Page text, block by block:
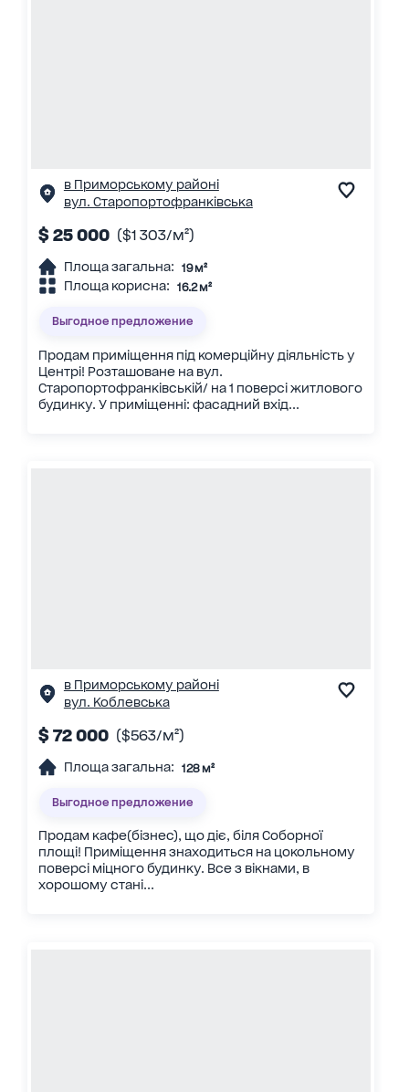
в Приморському районі
вул. Старопортофранківська
$ 25 000 ($1 303/м²)
Площа загальна: 19 м²
Площа корисна: 16.2 м²
Выгодное предложение
Продам приміщення під комерційну діяльність у
Центрі! Розташоване на вул.
Старопортофранківській/ на 1 поверсі житлового
будинку. У приміщенні: фасадний вхід...
в Приморському районі
вул. Коблевська
$ 72 000 ($563/м²)
Площа загальна: 128 м²
Выгодное предложение
Продам кафе(бізнес), що діє, біля Соборної
площі! Приміщення знаходиться на цокольному
поверсі міцного будинку. Все з вікнами, в
хорошому стані...